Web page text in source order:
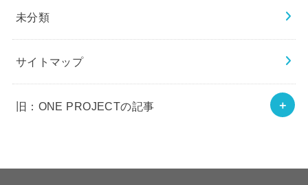
未分類
サイトマップ
旧：ONE PROJECTの記事